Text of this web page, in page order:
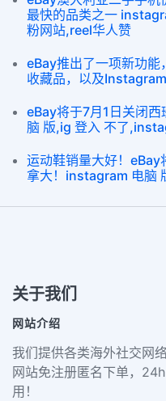
最快的品类之一
粉网站,reel华人赞
eBay推出了一项新功能
收藏品，以及
eBay将于7月1日关闭
脑 版,ig 登入 不了
运动鞋销量大好！eBay
拿大！instagram 电脑
关于我们
网站介绍
我们提供各类海外社交网
网站免注册匿名下单，
用！